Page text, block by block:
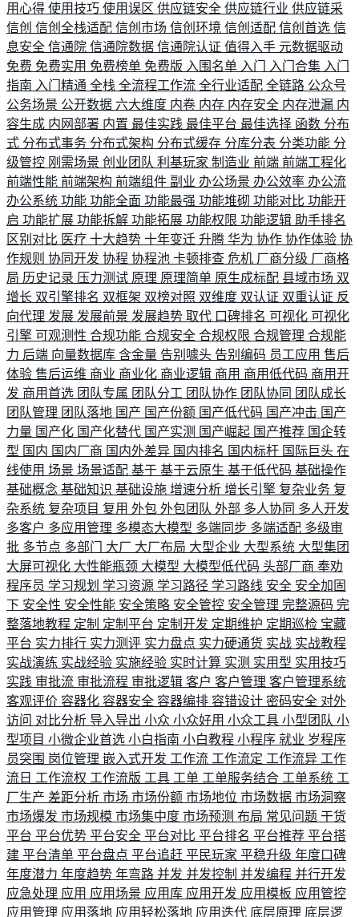
用心得 使用技巧 使用误区 供应链安全 供应链行业 供应链采
信创 信创全栈适配 信创市场 信创环境 信创适配 信创首选 信
息安全 信通院 信通院数据 信通院认证 值得入手 元数据驱动
免费 免费实用 免费榜单 免费版 入围名单 入门 入门合集 入门
指南 入门精通 全栈 全流程工作流 全行业适配 全链路 公众号
公务场景 公开数据 六大维度 内卷 内存 内存安全 内存泄漏 内
容生成 内网部署 内置 最佳实践 最佳平台 最佳选择 函数 分布
式 分布式事务 分布式架构 分布式缓存 分库分表 分类功能 分
级管控 刚需场景 创业团队 利基玩家 制造业 前端 前端工程化
前端性能 前端架构 前端组件 副业 办公场景 办公效率 办公流
办公系统 功能 功能全面 功能最强 功能堆砌 功能对比 功能开
启 功能扩展 功能拆解 功能拓展 功能权限 功能逻辑 助手排名
区别对比 医疗 十大趋势 十年变迁 升腾 华为 协作 协作体验 协
作规则 协同开发 协程 协程池 卡顿排查 危机 厂商分级 厂商格
局 历史记录 压力测试 原理 原理简单 原生成标配 县域市场 双
增长 双引擎排名 双框架 双榜对照 双维度 双认证 双重认证 反
向代理 发展 发展前景 发展趋势 取代 口碑排名 可视化 可视化
引擎 可观测性 合规功能 合规安全 合规权限 合规管理 合规能
力 后端 向量数据库 含金量 告别噱头 告别编码 员工应用 售后
体验 售后运维 商业 商业化 商业逻辑 商用 商用低代码 商用开
发 商用首选 团队专属 团队分工 团队协作 团队协同 团队成长
团队管理 团队落地 国产 国产份额 国产低代码 国产冲击 国产
力量 国产化 国产化替代 国产实测 国产崛起 国产推荐 国企转
型 国内 国内厂商 国内外差异 国内排名 国内标杆 国际巨头 在
线使用 场景 场景适配 基于 基于云原生 基于低代码 基础操作
基础概念 基础知识 基础设施 增速分析 增长引擎 复杂业务 复
杂系统 复杂项目 复用 外包 外包团队 外部 多人协同 多人开发
多客户 多应用管理 多模态大模型 多端同步 多端适配 多级审
批 多节点 多部门 大厂 大厂布局 大型企业 大型系统 大型集团
大屏可视化 大性能瓶颈 大模型 大模型低代码 头部厂商 奉劝
程序员 学习规划 学习资源 学习路径 学习路线 安全 安全加固
下 安全性 安全性能 安全策略 安全管控 安全管理 完整源码 完
整落地教程 定制 定制平台 定制开发 定期维护 定期巡检 宝藏
平台 实力排行 实力测评 实力盘点 实力硬通货 实战 实战教程
实战演练 实战经验 实施经验 实时计算 实测 实用型 实用技巧
实践 审批流 审批流程 审批逻辑 客户 客户管理 客户管理系统
客观评价 容器化 容器安全 容器编排 容错设计 密码安全 对外
访问 对比分析 导入导出 小众 小众好用 小众工具 小型团队 小
型项目 小微企业首选 小白指南 小白教程 小程序 就业 岁程序
员突围 岗位管理 嵌入式开发 工作流 工作流定 工作流异 工作
流日 工作流权 工作流版 工具 工单 工单服务结合 工单系统 工
厂生产 差距分析 市场 市场份额 市场地位 市场数据 市场洞察
市场爆发 市场规模 市场集中度 市场预测 布局 常见问题 干货
平台 平台优势 平台安全 平台对比 平台排名 平台推荐 平台搭
建 平台清单 平台盘点 平台追赶 平民玩家 平稳升级 年度口碑
年度潜力 年度趋势 年弯路 并发 并发控制 并发编程 并行开发
应急处理 应用 应用场景 应用库 应用开发 应用模板 应用管控
应用管理 应用落地 应用轻松落地 应用迭代 底层原理 底层逻